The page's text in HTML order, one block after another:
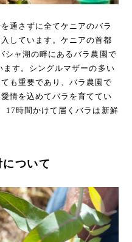
通さずに全てケニアのバラ
しています。ケニアの首都
シャ湖の畔にあるバラ農園で
す。シングルマザーの多い
も重要であり、バラ農園で
情を込めてバラを育ててい
17時間かけて届くバラは新鮮
ついて